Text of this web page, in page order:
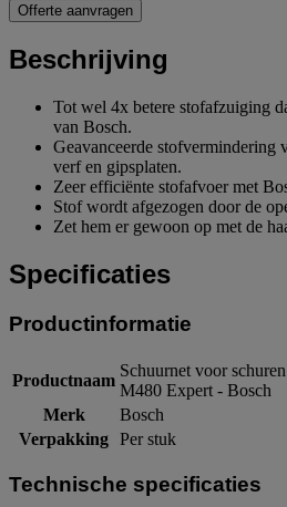
Offerte aanvragen
Beschrijving
Tot wel 4x betere stofafzuiging
van Bosch.
Geavanceerde stofvermindering
verf en gipsplaten.
Zeer efficiënte stofafvoer met
Stof wordt afgezogen door de
Zet hem er gewoon op met de
Specificaties
Productinformatie
Productnaam
Schuurnet voor
M480 Expert - Bosch
Merk
Bosch
Verpakking Per stuk
Technische specificaties